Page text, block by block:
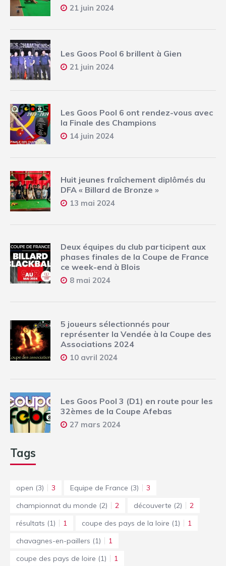
21 juin 2024
Les Goos Pool 6 brillent à Gien
21 juin 2024
Les Goos Pool 6 ont rendez-vous avec
la Finale des Champions
14 juin 2024
Huit jeunes fraîchement diplômés du
DFA « Billard de Bronze »
13 mai 2024
Deux équipes du club participent aux
phases finales de la Coupe de France
ce week-end à Blois
8 mai 2024
5 joueurs sélectionnés pour
représenter la Vendée à la Coupe des
Associations 2024
10 avril 2024
Les Goos Pool 3 (D1) en route pour les
32èmes de la Coupe Afebas
27 mars 2024
Tags
open (3) 3 Equipe de France (3)
3
championnat du monde (2) 2 découverte (2)
2
résultats (1) 1 coupe des pays de la loire (1)
1
chavagnes-en-paillers (1)
1
coupe des pays de loire (1)
1